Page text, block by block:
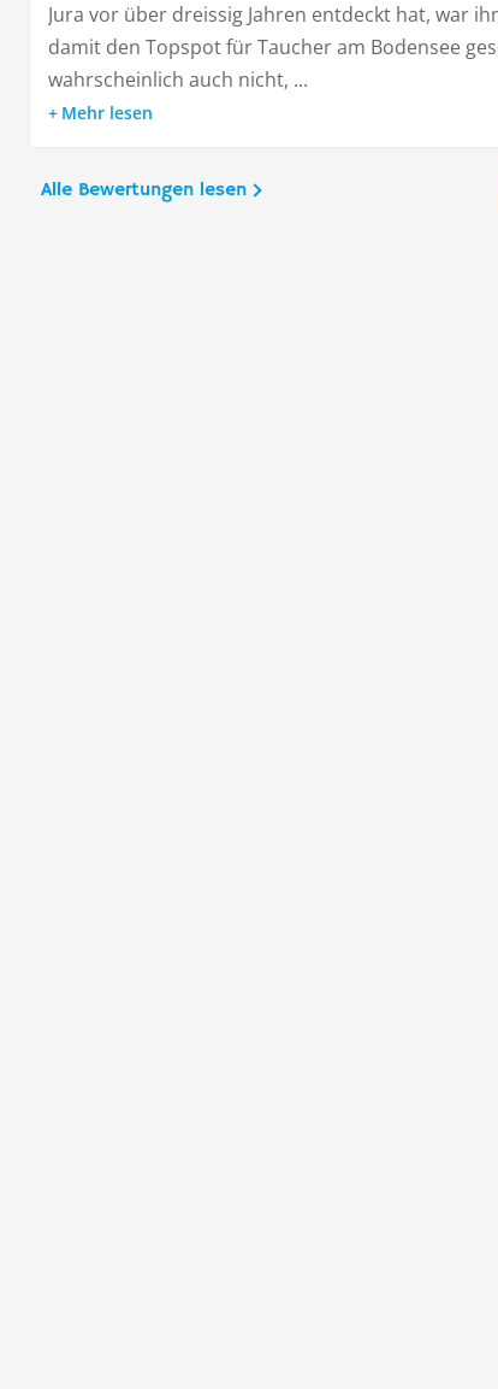
Jura vor über dreissig Jahren entdeckt hat, war
damit den Topspot für Taucher am Bodensee
wahrscheinlich auch nicht, ...
Mehr lesen
Alle Bewertungen lesen